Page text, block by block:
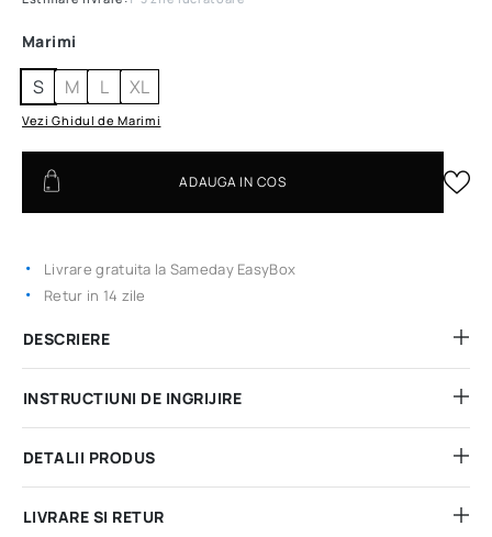
Marimi
S M L XL
Vezi Ghidul de Marimi
ADAUGA IN COS
Livrare gratuita la Sameday EasyBox
Retur in 14 zile
DESCRIERE
INSTRUCTIUNI DE INGRIJIRE
DETALII PRODUS
LIVRARE SI RETUR